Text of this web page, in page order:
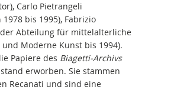
Carlo Pietrangeli
bis 1995), Fabrizio
Abteilung für mittelalterliche
Moderne Kunst bis 1994).
Papiere des Biagetti-Archivs
erworben. Sie stammen
Recanati und sind eine